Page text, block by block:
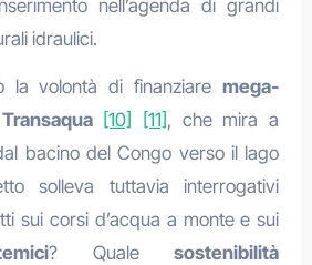
nell’agenda di grandi
idraulici.
la volontà di finanziaremega-
Transaqua [10] [11] , che mira a
bacino del Congo verso il lago
solleva tuttavia interrogativi
sui corsi d’acqua a monte e sui
? Qualesostenibilità